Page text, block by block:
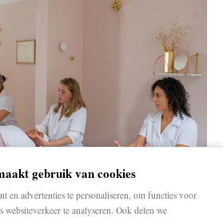
gebruik van cookies
en advertenties te personaliseren, om functies voor
websiteverkeer te analyseren. Ook delen we